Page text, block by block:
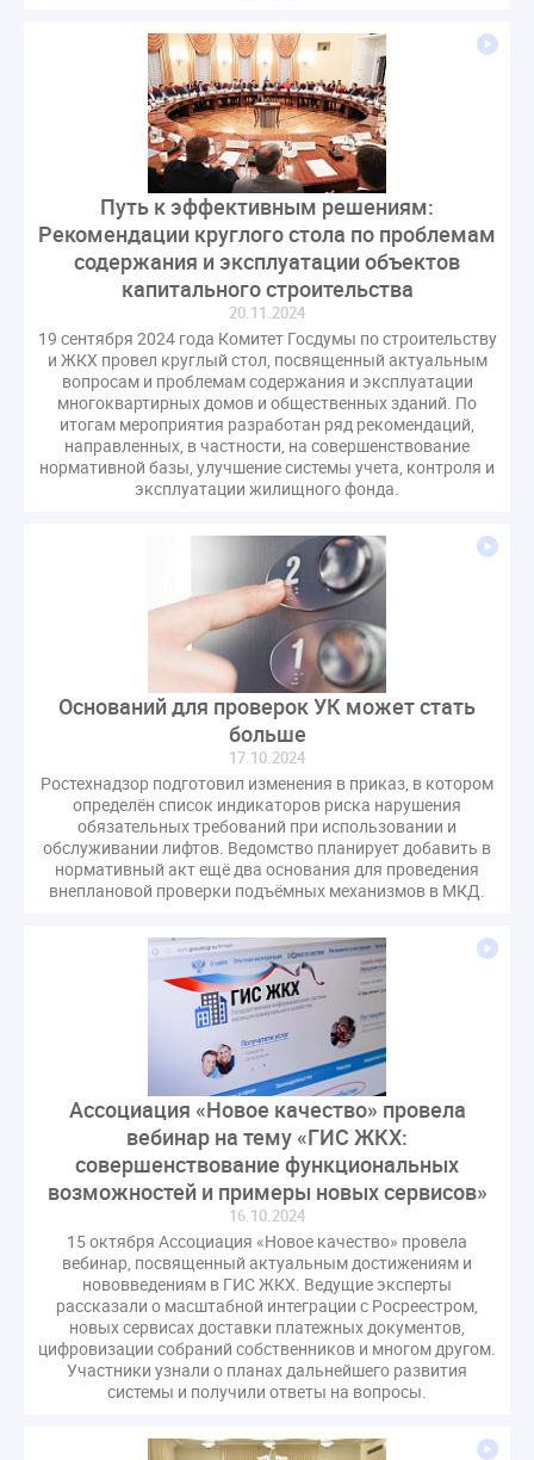
Путь к эффективным решениям:
Рекомендации круглого стола по проблемам
содержания и эксплуатации объектов
капитального строительства
20.11.2024
19 сентября 2024 года Комитет Госдумы по строительству
и ЖКХ провел круглый стол, посвященный актуальным
вопросам и проблемам содержания и эксплуатации
многоквартирных домов и общественных зданий. По
итогам мероприятия разработан ряд рекомендаций,
направленных, в частности, на совершенствование
нормативной базы, улучшение системы учета, контроля и
эксплуатации жилищного фонда.
Оснований для проверок УК может стать
больше
17.10.2024
Ростехнадзор подготовил изменения в приказ, в котором
определён список индикаторов риска нарушения
обязательных требований при использовании и
обслуживании лифтов. Ведомство планирует добавить в
нормативный акт ещё два основания для проведения
внеплановой проверки подъёмных механизмов в МКД.
Ассоциация «Новое качество» провела
вебинар на тему «ГИС ЖКХ:
совершенствование функциональных
возможностей и примеры новых сервисов»
16.10.2024
15 октября Ассоциация «Новое качество» провела
вебинар, посвященный актуальным достижениям и
нововведениям в ГИС ЖКХ. Ведущие эксперты
рассказали о масштабной интеграции с Росреестром,
новых сервисах доставки платежных документов,
цифровизации собраний собственников и многом другом.
Участники узнали о планах дальнейшего развития
системы и получили ответы на вопросы.